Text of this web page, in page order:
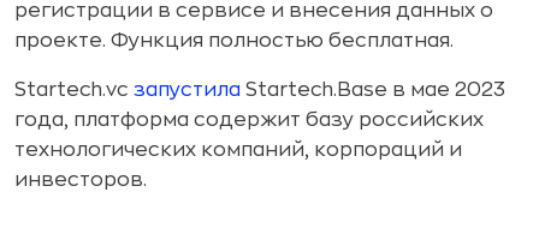
регистрации в сервисе и внесения данных о
проекте. Функция полностью бесплатная.
Startech.vc запустила Startech.Base в мае 2023
года, платформа содержит базу российских
технологических компаний, корпораций и
инвесторов.